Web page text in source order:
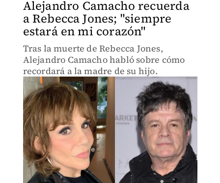
Alejandro Camacho recuerda
a Rebecca Jones; "siempre
estará en mi corazón"
Tras la muerte de Rebecca Jones,
Alejandro Camacho habló sobre cómo
recordará a la madre de su hijo.